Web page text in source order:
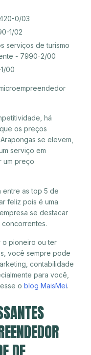
0/03
1/02
serviços de turismo
- 7990-2/00
00
há
os preços
se elevem,
serviço em
um preço
entre as top 5 de
feliz pois é uma
se destacar
pioneiro ou ter
você sempre pode
contabilidade
para você,
o blog MaisMei.